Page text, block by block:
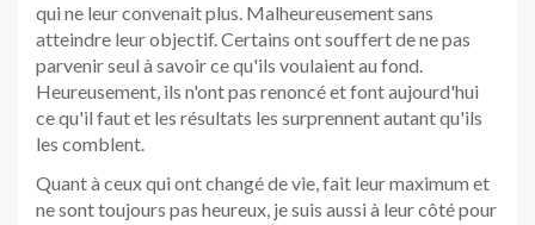
qui ne leur convenait plus. Malheureusement sans
atteindre leur objectif. Certains ont souffert de ne pas
parvenir seul à savoir ce qu'ils voulaient au fond.
Heureusement, ils n'ont pas renoncé et font aujourd'hui
ce qu'il faut et les résultats les surprennent autant qu'ils
les comblent.
Quant à ceux qui ont changé de vie, fait leur maximum et
ne sont toujours pas heureux, je suis aussi à leur côté pour